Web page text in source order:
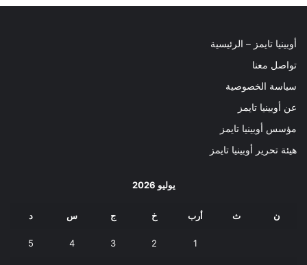
أوبينيا تايمز – الرئيسية
تواصل معنا
سياسة الخصوصية
عن أوبينيا تايمز
مؤسس أوبينيا تايمز
هيئة تحرير أوبينيا تايمز
يوليو 2026
ن ث أرب خ ج س د
1
2
3
4
5